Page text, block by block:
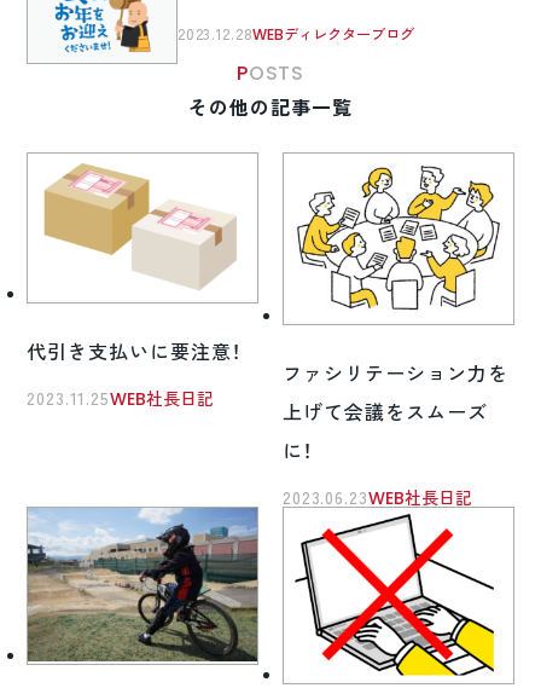
2023.12.28WEBディレクターブログ
POSTS
その他の記事一覧
代引き支払いに要注意！
2023.11.25WEB社長日記
ファシリテーション力を
上げて会議をスムーズ
に！
2023.06.23WEB社長日記